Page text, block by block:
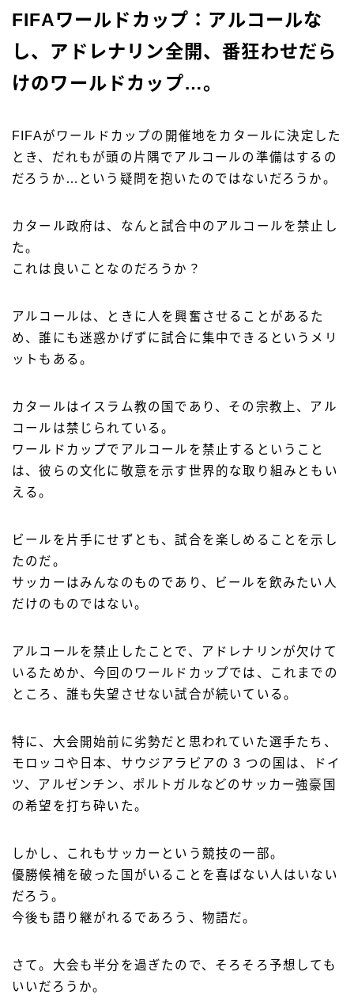
FIFAワールドカップ：アルコールな
し、アドレナリン全開、番狂わせだら
けのワールドカップ…。
FIFAがワールドカップの開催地をカタールに決定した
とき、だれもが頭の片隅でアルコールの準備はするの
だろうか…という疑問を抱いたのではないだろうか。
カタール政府は、なんと試合中のアルコールを禁止し
た。
これは良いことなのだろうか？
アルコールは、ときに人を興奮させることがあるた
め、誰にも迷惑かげずに試合に集中できるというメリ
ットもある。
カタールはイスラム教の国であり、その宗教上、アル
コールは禁じられている。
ワールドカップでアルコールを禁止するということ
は、彼らの文化に敬意を示す世界的な取り組みともい
える。
ビールを片手にせずとも、試合を楽しめることを示し
たのだ。
サッカーはみんなのものであり、ビールを飲みたい人
だけのものではない。
アルコールを禁止したことで、アドレナリンが欠けて
いるためか、今回のワールドカップでは、これまでの
ところ、誰も失望させない試合が続いている。
特に、大会開始前に劣勢だと思われていた選手たち、
モロッコや日本、サウジアラビアの 3 つの国は、ドイ
ツ、アルゼンチン、ポルトガルなどのサッカー強豪国
の希望を打ち砕いた。
しかし、これもサッカーという競技の一部。
優勝候補を破った国がいることを喜ばない人はいない
だろう。
今後も語り継がれるであろう、物語だ。
さて。大会も半分を過ぎたので、そろそろ予想しても
いいだろうか。